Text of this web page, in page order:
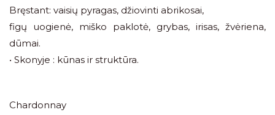
Bręstant: vaisių pyragas, džiovinti abrikosai,
figų uogienė, miško paklotė, grybas, irisas, žvėriena,
dūmai.
• Skonyje : kūnas ir struktūra.
Chardonnay